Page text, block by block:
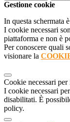
Gestione cookie
In questa schermata
I cookie necessari
piattaforma e non è
Per conoscere quali
visionare la
Cookie necessari
I cookie necessari
disabilitati. È
policy.